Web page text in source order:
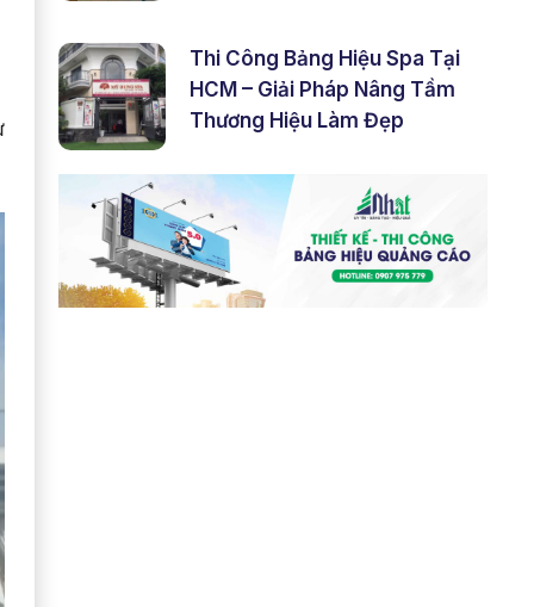
Thi Công Bảng Hiệu Spa Tại
HCM – Giải Pháp Nâng Tầm
Thương Hiệu Làm Đẹp